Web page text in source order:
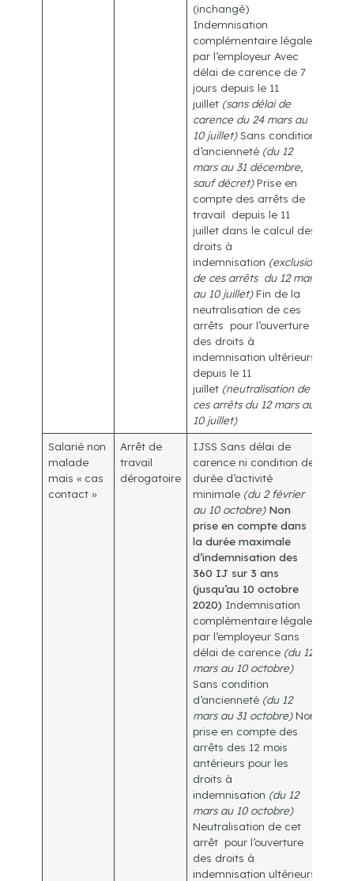
(inchangé)
Indemnisation
complémentaire légale
par l’employeur Avec
délai de carence de 7
jours depuis le 11
juillet (sans délai de
carence du 24 mars au
10 juillet)Sans condition
d’ancienneté (du 12
mars au 31 décembre,
sauf décret)Prise en
compte des arrêts de
travail depuis le 11
juillet dans le calcul des
droits à
indemnisation (exclusion
de ces arrêts du 12 mars
au 10 juillet)Fin de la
neutralisation de ces
arrêts pour l’ouverture
des droits à
indemnisation ultérieurs
depuis le 11
juillet (neutralisation de
ces arrêts du 12 mars au
10 juillet)
Salarié non
malade
mais « cas
contact »
Arrêt de
travail
dérogatoire
IJSS Sans délai de
carence ni condition de
durée d’activité
minimale (du 2 février
au 10 octobre) Non
prise en compte dans
la durée maximale
d’indemnisation des
360 IJ sur 3 ans
(jusqu’au 10 octobre
2020) Indemnisation
complémentaire légale
par l’employeur Sans
délai de carence (du 12
mars au 10 octobre)
Sans condition
d’ancienneté (du 12
mars au 31 octobre)Non
prise en compte des
arrêts des 12 mois
antérieurs pour les
droits à
indemnisation (du 12
mars au 10 octobre)
Neutralisation de cet
arrêt pour l’ouverture
des droits à
indemnisation ultérieurs